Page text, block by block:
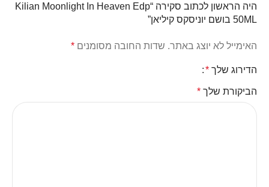
היה הראשון לכתוב סקירה “Kilian Moonlight In Heaven Edp
50ML בושם יוניסקס קיליאן”
האימייל לא יוצג באתר. שדות החובה מסומנים *
הדירוג שלך *
הביקורת שלך *